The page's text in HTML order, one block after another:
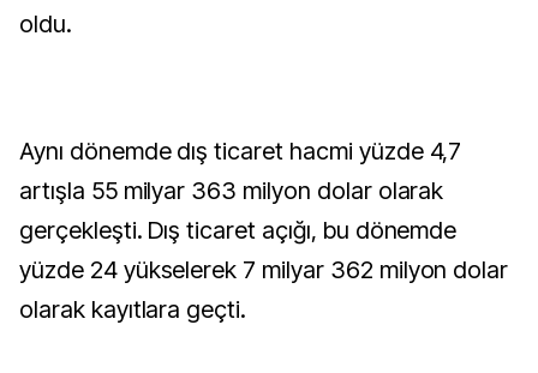
oldu.
Aynı dönemde dış ticaret hacmi yüzde 4,7
artışla 55 milyar 363 milyon dolar olarak
gerçekleşti. Dış ticaret açığı, bu dönemde
yüzde 24 yükselerek 7 milyar 362 milyon dolar
olarak kayıtlara geçti.